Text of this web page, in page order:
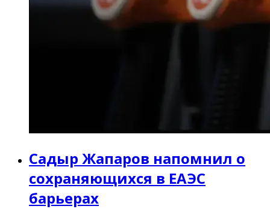
Садыр Жапаров напомнил о
сохраняющихся в ЕАЭС
барьерах